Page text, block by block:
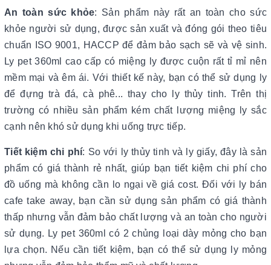
An toàn sức khỏe: Sản phẩm này rất an toàn cho sức
khỏe người sử dụng, được sản xuất và đóng gói theo tiêu
chuẩn ISO 9001, HACCP để đảm bảo sạch sẽ và vệ sinh.
Ly pet 360ml cao cấp có miệng ly được cuộn rất tỉ mỉ nên
mềm mại và êm ái. Với thiết kế này, bạn có thể sử dụng ly
để đựng trà đá, cà phê... thay cho ly thủy tinh. Trên thị
trường có nhiều sản phẩm kém chất lượng miệng ly sắc
cạnh nên khó sử dụng khi uống trực tiếp.
Tiết kiệm chi phí: So với ly thủy tinh và ly giấy, đây là sản
phẩm có giá thành rẻ nhất, giúp bạn tiết kiệm chi phí cho
đồ uống mà không cần lo ngại về giá cost. Đối với ly bán
cafe take away, bạn cần sử dụng sản phẩm có giá thành
thấp nhưng vẫn đảm bảo chất lượng và an toàn cho người
sử dụng. Ly pet 360ml có 2 chủng loại dày mỏng cho bạn
lựa chọn. Nếu cần tiết kiệm, bạn có thể sử dụng ly mỏng